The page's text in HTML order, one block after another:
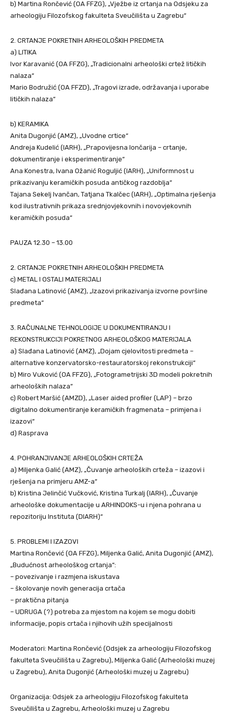
b) Martina Rončević (OA FFZG), „Vježbe iz crtanja na Odsjeku za
arheologiju Filozofskog fakulteta Sveučilišta u Zagrebu“
2. CRTANJE POKRETNIH ARHEOLOŠKIH PREDMETA
a) LITIKA
Ivor Karavanić (OA FFZG), „Tradicionalni arheološki crtež litičkih
nalaza“
Mario Bodružić (OA FFZD), „Tragovi izrade, održavanja i uporabe
litičkih nalaza“
b) KERAMIKA
Anita Dugonjić (AMZ), „Uvodne crtice“
Andreja Kudelić (IARH), „Prapovijesna lončarija – crtanje,
dokumentiranje i eksperimentiranje“
Ana Konestra, Ivana Ožanić Roguljić (IARH), „Uniformnost u
prikazivanju keramičkih posuda antičkog razdoblja“
Tajana Sekelj Ivančan, Tatjana Tkalčec (IARH), „Optimalna rješenja
kod ilustrativnih prikaza srednjovjekovnih i novovjekovnih
keramičkih posuda“
PAUZA 12.30 – 13.00
2. CRTANJE POKRETNIH ARHEOLOŠKIH PREDMETA
c) METAL I OSTALI MATERIJALI
Slađana Latinović (AMZ), „Izazovi prikazivanja izvorne površine
predmeta“
3. RAČUNALNE TEHNOLOGIJE U DOKUMENTIRANJU I
REKONSTRUKCIJI POKRETNOG ARHEOLOŠKOG MATERIJALA
a) Slađana Latinović (AMZ), „Dojam cjelovitosti predmeta –
alternative konzervatorsko-restauratorskoj rekonstrukciji“
b) Miro Vuković (OA FFZG), „Fotogrametrijski 3D modeli pokretnih
arheoloških nalaza“
c) Robert Maršić (AMZD), „Laser aided profiler (LAP) – brzo
digitalno dokumentiranje keramičkih fragmenata – primjena i
izazovi“
d) Rasprava
4. POHRANJIVANJE ARHEOLOŠKIH CRTEŽA
a) Miljenka Galić (AMZ), „Čuvanje arheoloških crteža – izazovi i
rješenja na primjeru AMZ-a“
b) Kristina Jelinčić Vučković, Kristina Turkalj (IARH), „Čuvanje
arheološke dokumentacije u ARHINDOKS-u i njena pohrana u
repozitoriju Instituta (DIARH)“
5. PROBLEMI I IZAZOVI
Martina Rončević (OA FFZG), Miljenka Galić, Anita Dugonjić (AMZ),
„Budućnost arheološkog crtanja“:
– povezivanje i razmjena iskustava
– školovanje novih generacija crtača
– praktična pitanja
– UDRUGA (?) potreba za mjestom na kojem se mogu dobiti
informacije, popis crtača i njihovih užih specijalnosti
Moderatori: Martina Rončević (Odsjek za arheologiju Filozofskog
fakulteta Sveučilišta u Zagrebu), Miljenka Galić (Arheološki muzej
u Zagrebu), Anita Dugonjić (Arheološki muzej u Zagrebu)
Organizacija: Odsjek za arheologiju Filozofskog fakulteta
Sveučilišta u Zagrebu, Arheološki muzej u Zagrebu